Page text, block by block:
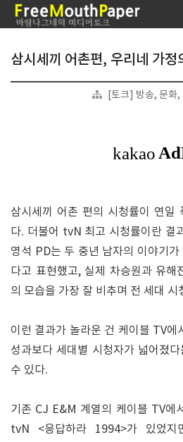
삼시세끼 어촌편, 우리네 가정
[토크] 방송, 문화,
삼시세끼 어촌 편의 시청률이 연일
다. 더불어 tvN 최고 시청률이란 결
영석 PD는 두 중년 남자의 이야기
다고 표현했고, 실제 차승원과 유해
의 모습을 가장 잘 비추며 전 세대 시
이런 결과가 놀라운 건 케이블 TV에
성과보다 세대별 시청자가 넓어졌
수 있다.
기존 CJ E&M 계열의 케이블 TV에
tvN <응답하라 1994>가 있었지